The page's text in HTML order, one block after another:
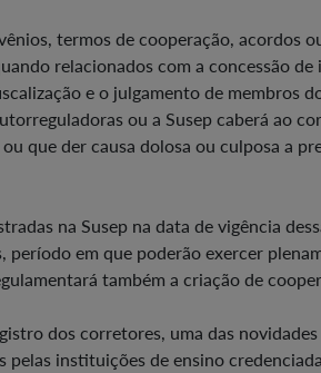
termos de cooperação, acordos
relacionados com a concessão
e o julgamento de membros
ou a Susep caberá ao
que der causa dolosa ou culposa a
na Susep na data de vigência
período em que poderão exercer
também a criação de
dos corretores, uma das
instituições de ensino